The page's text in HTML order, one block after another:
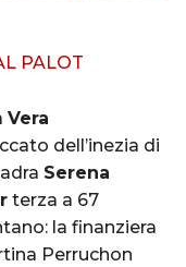
PALOT
Vera
dell’inezia di
Serena
terza a 67
la finanziera
Perruchon